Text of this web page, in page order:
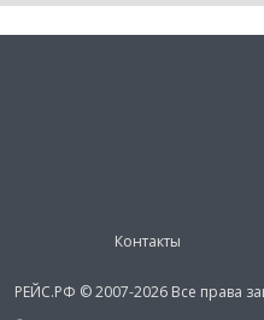
Контакты
РЕЙС.РФ © 2007-2026 Все права